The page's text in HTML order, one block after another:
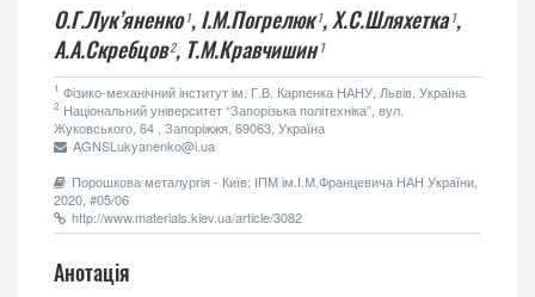
О.Г.Лук’яненко1, І.М.Погрелюк1, Х.С.Шляхетка1,
А.А.Скребцов2, Т.М.Кравчишин1
1 Фізико-механічний інститут ім. Г.В. Карпенка НАНУ, Львів, Україна
2 Національний університет “Запорізька політехніка”, вул.
Жуковського, 64 , Запоріжжя, 69063, Україна
AGNSLukyanenko@i.ua
Порошкова металургія - Київ: ІПМ ім.І.М.Францевича НАН України,
2020, #05/06
http://www.materials.kiev.ua/article/3082
Анотація